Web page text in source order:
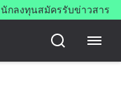
นักลงทุนสมัครรับข่าวสาร